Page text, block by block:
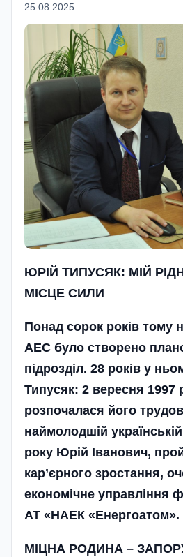
25.08.2025
ЮРІЙ ТИПУСЯК: МІЙ
МІСЦЕ СИЛИ
Понад сорок років тому
АЕС було створено
підрозділ. 28 років у
Типусяк: 2 вересня 1997
розпочалася його
наймолодшій
року Юрій Іванович,
кар’єрного зростання,
економічне управління
АТ «НАЕК «Енергоатом».
МІЦНА РОДИНА –